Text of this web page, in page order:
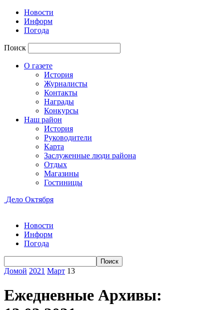
Новости
Информ
Погода
Поиск
О газете
История
Журналисты
Контакты
Награды
Конкурсы
Наш район
История
Руководители
Карта
Заслуженные люди района
Отдых
Магазины
Гостиницы
Дело Октября
Новости
Информ
Погода
Домой 2021 Март 13
Ежедневные Архивы: